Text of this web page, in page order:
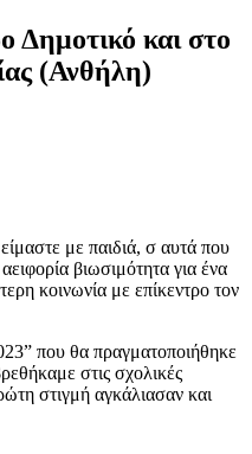
και στο
(Ανθήλη)
με παιδιά, σ αυτά που
βιωσιμότητα για ένα
κοινωνία με επίκεντρο τον
που θα πραγματοποιήθηκε
στις σχολικές
στιγμή αγκάλιασαν και